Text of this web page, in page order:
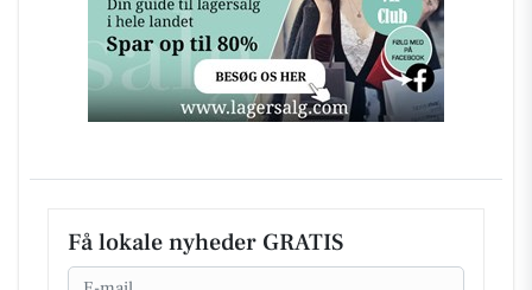
Få lokale nyheder GRATIS
Email